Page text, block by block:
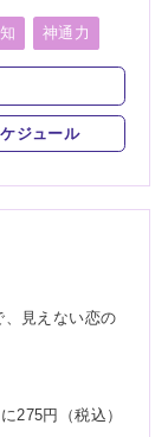
職、仕事、転
運、故人、生
神通力
ジュール
、見えない恋の
275円（税込）